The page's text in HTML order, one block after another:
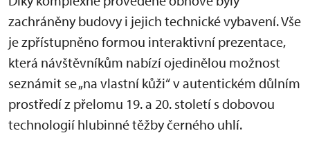
zachráněny budovy i jejich technické vybavení. Vše
je zpřístupněno formou interaktivní prezentace,
která návštěvníkům nabízí ojedinělou možnost
seznámit se „na vlastní kůži“ v autentickém důlním
prostředí z přelomu 19. a 20. století s dobovou
technologií hlubinné těžby černého uhlí.